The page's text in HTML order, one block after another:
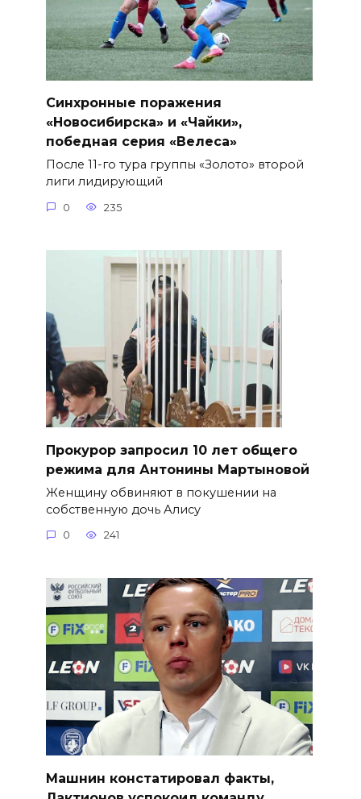
Синхронные поражения
«Новосибирска» и «Чайки»,
победная серия «Велеса»
После 11-го тура группы «Золото» второй
лиги лидирующий
0 235
​Прокурор запросил 10 лет общего
режима для Антонины Мартыновой
Женщину обвиняют в покушении на
собственную дочь Алису
0 241
Машнин констатировал факты,